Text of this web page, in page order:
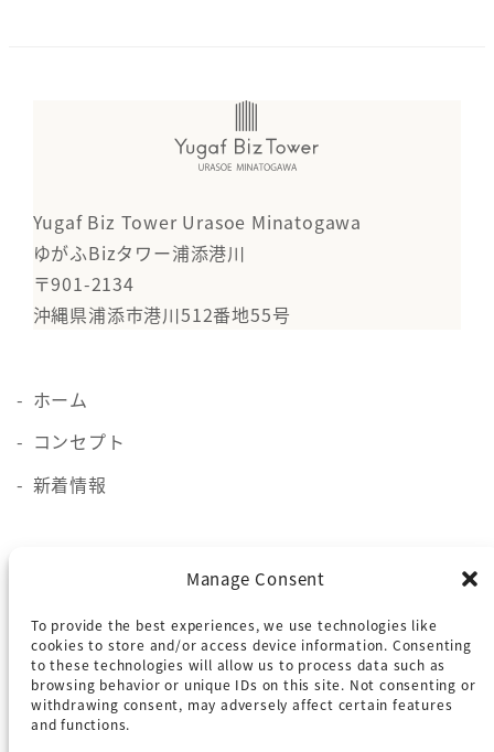
Manage Consent
To provide the best experiences, we use technologies like
cookies to store and/or access device information. Consenting
to these technologies will allow us to process data such as
browsing behavior or unique IDs on this site. Not consenting or
withdrawing consent, may adversely affect certain features
and functions.
Yugaf Biz Tower Urasoe Minatogawa
ゆがふBizタワー浦添港川
〒901-2134
沖縄県浦添市港川512番地55号
ホーム
コンセプト
新着情報
ロケーション
アクセス